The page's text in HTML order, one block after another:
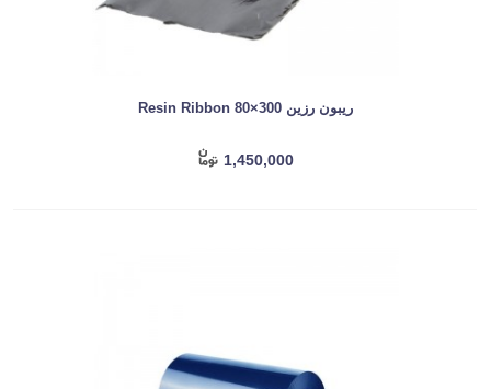
ریبون رزین Resin Ribbon 80×300
1,450,000